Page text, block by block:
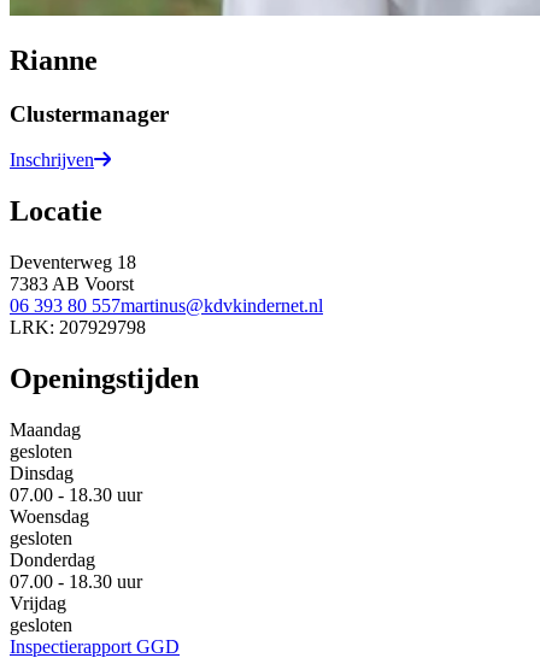
Rianne
Clustermanager
Inschrijven
Locatie
Deventerweg 18
7383 AB Voorst
06 393 80 557martinus@kdvkindernet.nl
LRK: 207929798
Openingstijden
Maandag
gesloten
Dinsdag
07.00 - 18.30 uur
Woensdag
gesloten
Donderdag
07.00 - 18.30 uur
Vrijdag
gesloten
Inspectierapport GGD